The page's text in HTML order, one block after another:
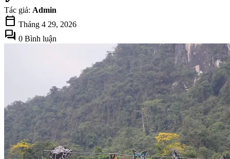
Tác giả: Admin
calendar_today Tháng 4 29, 2026
forum 0 Bình luận